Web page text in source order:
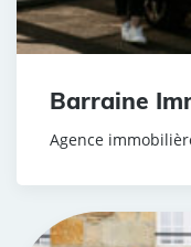
Barraine
Agence